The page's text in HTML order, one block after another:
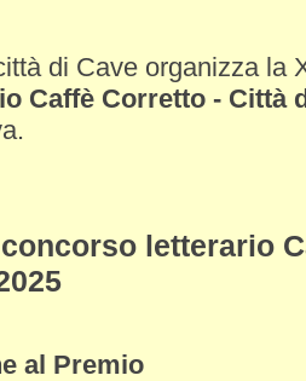
di Cave organizza la
Caffè Corretto - Città
letterario
al Premio